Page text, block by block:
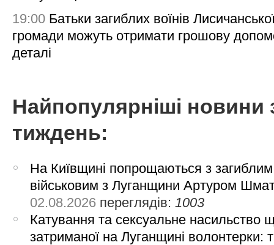
19:00 Батьки загиблих воїнів
громади можуть отримати грошову
деталі
Найпопулярніші новини
тиждень:
На Київщині попрощаються з загиблим
військовим з Луганщини Артуром
02.08.2026 переглядів: 1003
Катування та сексуальне насильство
затриманої на Луганщині волонтерки: